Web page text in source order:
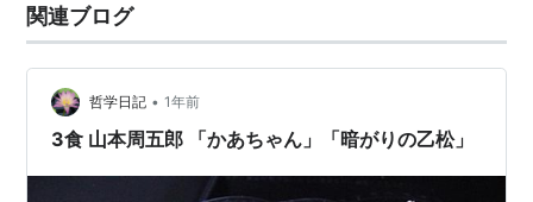
関連ブログ
哲学日記 • 1年前
3食 山本周五郎 「かあちゃん」「暗がりの乙松」